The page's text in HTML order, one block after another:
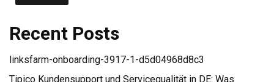
Recent Posts
linksfarm-onboarding-3917-1-d5d04968d8c3
Tipico Kundensupport und Servicequalität in DE: Was